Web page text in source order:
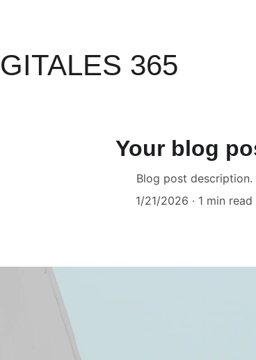
365
Your blog
Blog post description.
1/21/2026
1 min read